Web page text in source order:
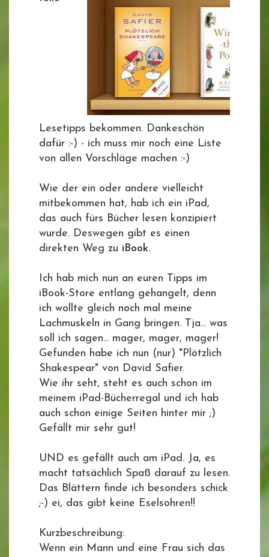
Lesetipps bekommen. Dankeschön
dafür :-) - ich muss mir noch eine Liste
von allen Vorschläge machen :-)
Wie der ein oder andere vielleicht
mitbekommen hat, hab ich ein iPad,
das auch fürs Bücher lesen konzipiert
wurde. Deswegen gibt es einen
direkten Weg zu iBook.
Ich hab mich nun an euren Tipps im
iBook-Store entlang gehangelt, denn
ich wollte gleich noch mal meine
Lachmuskeln in Gang bringen. Tja... was
soll ich sagen... mager, mager, mager!
Gefunden habe ich nun (nur) "Plötzlich
Shakespear" von David Safier.
Wie ihr seht, steht es auch schon im
meinem iPad-Bücherregal und ich hab
auch schon einige Seiten hinter mir ;)
Gefällt mir sehr gut!
UND es gefällt auch am iPad. Ja, es
macht tatsächlich Spaß darauf zu lesen.
Das Blättern finde ich besonders schick
;-) ei, das gibt keine Eselsohren!!
Kurzbeschreibung:
Wenn ein Mann und eine Frau sich das